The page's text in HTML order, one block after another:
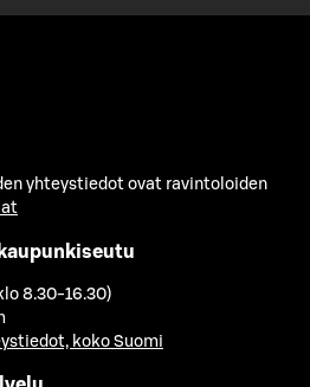
yhteystiedot ovat ravintoloiden
8.30-16.30)
koko Suomi